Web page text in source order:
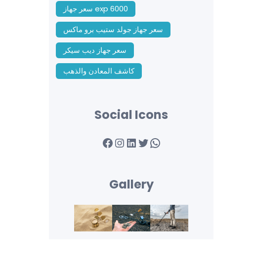
سعر جهاز exp 6000
سعر جهاز جولد ستيب برو ماكس
سعر جهاز ديب سيكر
كاشف المعادن والذهب
Social Icons
Facebook InstagramLinkedIn Twitter WhatsApp
Gallery